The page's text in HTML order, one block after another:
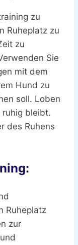
zu
Ruheplatz zu
zu
Sie
mit dem
Hund zu
soll. Loben
ruhig bleibt.
des Ruhens
Ruheplatz
zur